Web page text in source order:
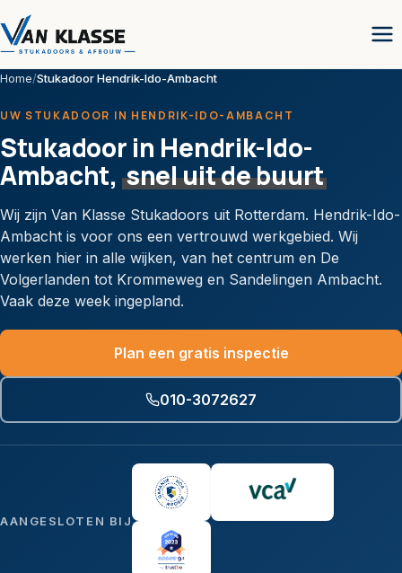
Home/Stukadoor Hendrik-Ido-Ambacht
UW STUKADOOR IN HENDRIK-IDO-AMBACHT
Stukadoor in Hendrik-Ido-
Ambacht,snel uit de buurt
Wij zijn Van Klasse Stukadoors uit Rotterdam. Hendrik-Ido-
Ambacht is voor ons een vertrouwd werkgebied. Wij
werken hier in alle wijken, van het centrum en De
Volgerlanden tot Krommeweg en Sandelingen Ambacht.
Vaak deze week ingepland.
Plan een gratis inspectie
010-3072627
AANGESLOTEN BIJ